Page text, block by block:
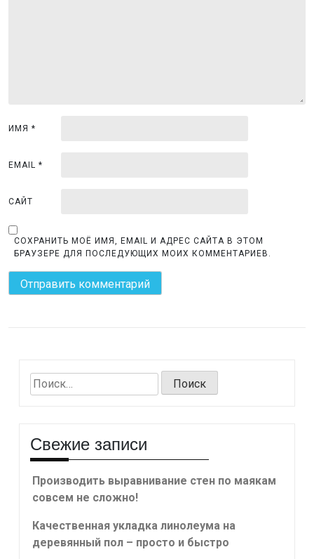
я
ИМЯ *
EMAIL *
САЙТ
СОХРАНИТЬ МОЁ ИМЯ, EMAIL И АДРЕС САЙТА В ЭТОМ
БРАУЗЕРЕ ДЛЯ ПОСЛЕДУЮЩИХ МОИХ КОММЕНТАРИЕВ.
Найти:
Свежие записи
Производить выравнивание стен по маякам
совсем не сложно!
Качественная укладка линолеума на
деревянный пол – просто и быстро